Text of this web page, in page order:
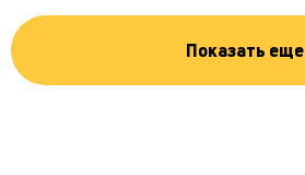
Показать еще